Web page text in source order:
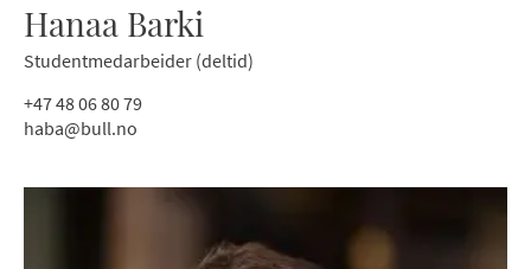
Hanaa Barki
Studentmedarbeider (deltid)
+47 48 06 80 79
haba@bull.no